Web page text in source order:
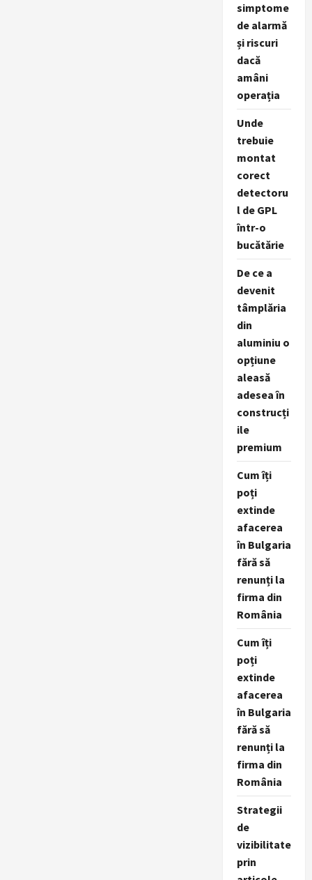
simptome
de alarmă
și riscuri
dacă
amâni
operația
Unde
trebuie
montat
corect
detectoru
l de GPL
într-o
bucătărie
De ce a
devenit
tâmplăria
din
aluminiu o
opțiune
aleasă
adesea în
construcți
ile
premium
Cum îți
poți
extinde
afacerea
în Bulgaria
fără să
renunți la
firma din
România
Cum îți
poți
extinde
afacerea
în Bulgaria
fără să
renunți la
firma din
România
Strategii
de
vizibilitate
prin